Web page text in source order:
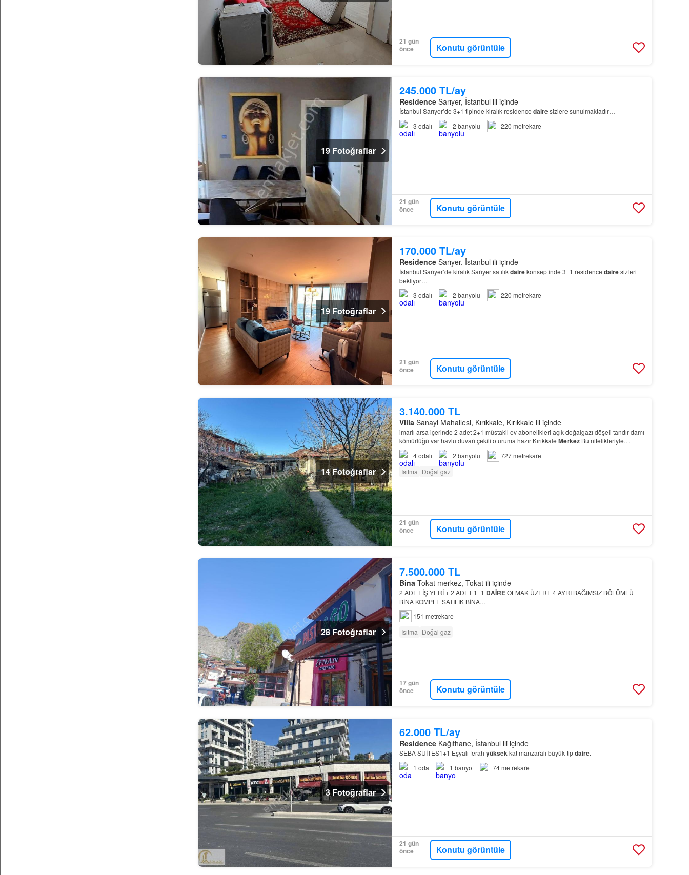
21 gün
önce
Konutu görüntüle
19 Fotoğraflar
245.000 TL/ay
ResidenceSarıyer, İstanbul ili içinde
İstanbul Sarıyer’de 3+1 tipinde kiralık residence dairesizlere sunulmaktadır…
3 odalı 2 banyolu 220 metrekare
21 gün
önce
Konutu görüntüle
19 Fotoğraflar
170.000 TL/ay
ResidenceSarıyer, İstanbul ili içinde
İstanbul Sarıyer’de kiralık Sarıyer satılıkdairekonseptinde 3+1 residence dairesizleri
bekliyor…
3 odalı 2 banyolu 220 metrekare
21 gün
önce
Konutu görüntüle
14 Fotoğraflar
3.140.000 TL
Villa Sanayi Mahallesi, Kırıkkale, Kırıkkale ili içinde
imarlı arsa içerinde 2 adet 2+1 müstakil ev abonelikleri açık doğalgazı döşeli tandır damı
kömürlüğü var havlu duvarı çekili oturuma hazır Kırıkkale MerkezBu nitelikleriyle
Kırıkkale satılıkdaire arayan aileler için de uygu…
4odalı 2 banyolu
727 metrekare
Isıtma Doğal gaz
21 gün
önce
Konutu görüntüle
28 Fotoğraflar
7.500.000 TL
Bina Tokat merkez, Tokat ili içinde
2 ADET İŞ YERİ + 2 ADET 1+1 DAİREOLMAK ÜZERE 4 AYRI BAĞIMSIZ BÖLÜMLÜ
BİNA KOMPLE SATILIK BİNA…
151 metrekare
Isıtma Doğal gaz
17 gün
önce
Konutu görüntüle
3 Fotoğraflar
62.000 TL/ay
ResidenceKağıthane, İstanbul ili içinde
SEBA SUİTES1+1 Eşyalı ferah yüksekkat manzaralı büyük tipdaire.
1 oda 1 banyo 74 metrekare
21 gün
önce
Konutu görüntüle